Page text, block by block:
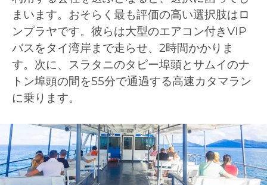
まいます。おそらく最も評価の高い選択肢はロ
ンプラヤです。彼らは大型のエアコン付きVIP
バスをタイ湾岸まで走らせ、2時間かかりま
す。次に、スラタニのタピー埠頭とサムイのナ
トン埠頭の間を55分で通過する高速カタマラン
に乗ります。